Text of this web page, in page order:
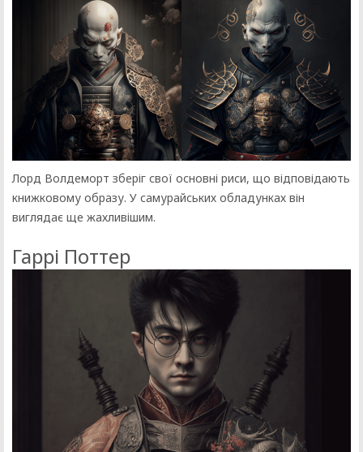
Лорд Волдеморт зберіг свої основні риси, що відповідають
книжковому образу. У самурайських обладунках він
виглядає ще жахливішим.
Гаррі Поттер